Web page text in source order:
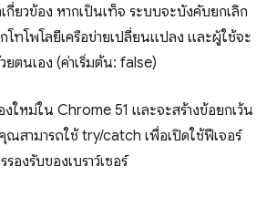
วข้อง หากเป็นเท็จ ระบบจะบังคับยกเลิก
โทโพโลยีเครือข่ายเปลี่ยนแปลง และผู้ใช้จะ
ยตนเอง (ค่าเริ่มต้น: false)
ใหม่ใน Chrome 51 และจะสร้างข้อยกเว้น
ณสามารถใช้ try/catch เพื่อเปิดใช้ฟีเจอร์
องรับของเบราว์เซอร์